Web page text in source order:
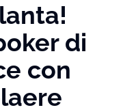
di
con